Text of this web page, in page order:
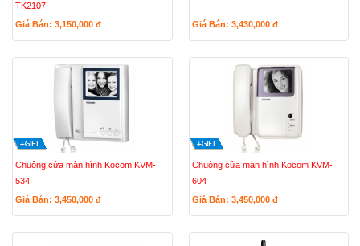
TK2107
Giá Bán: 3,150,000 đ Giá Bán: 3,430,000 đ
Chuông cửa màn hình Kocom KVM-
534
Giá Bán: 3,450,000 đ
Chuông cửa màn hình Kocom KVM-
604
Giá Bán: 3,450,000 đ